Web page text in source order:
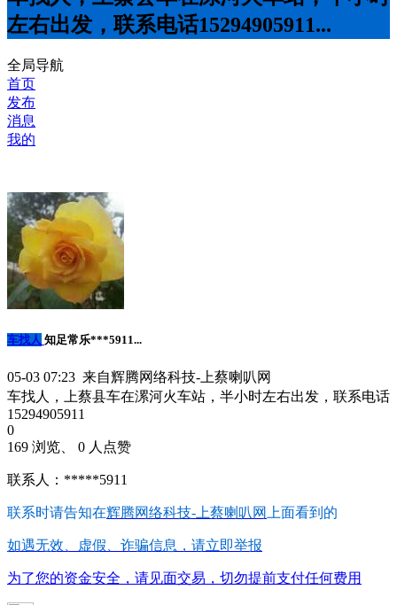
左右出发，联系电话15294905911...
全局导航
首页
发布
消息
我的
车找人 知足常乐***5911...
05-03 07:23 来自辉腾网络科技-上蔡喇叭网
车找人，上蔡县车在漯河火车站，半小时左右出发，联系电话
15294905911
0
169 浏览、 0 人点赞
联系人：*****5911
联系时请告知在辉腾网络科技-上蔡喇叭网 上面看到的
如遇无效、虚假、诈骗信息，请立即举报
为了您的资金安全，请见面交易，切勿提前支付任何费用